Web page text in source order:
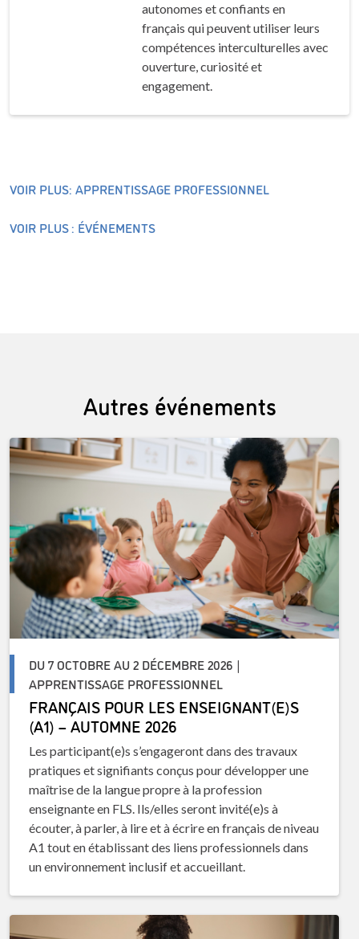
autonomes et confiants en
français qui peuvent utiliser leurs
compétences interculturelles avec
ouverture, curiosité et
engagement.
VOIR PLUS: APPRENTISSAGE PROFESSIONNEL
VOIR PLUS : ÉVÉNEMENTS
Autres événements
DU 7 OCTOBRE AU 2 DÉCEMBRE 2026 |
APPRENTISSAGE PROFESSIONNEL
FRANÇAIS POUR LES ENSEIGNANT(E)S
(A1) – AUTOMNE 2026
Les participant(e)s s’engageront dans des travaux
pratiques et signifiants conçus pour développer une
maîtrise de la langue propre à la profession
enseignante en FLS. Ils/elles seront invité(e)s à
écouter, à parler, à lire et à écrire en français de niveau
A1 tout en établissant des liens professionnels dans
un environnement inclusif et accueillant.